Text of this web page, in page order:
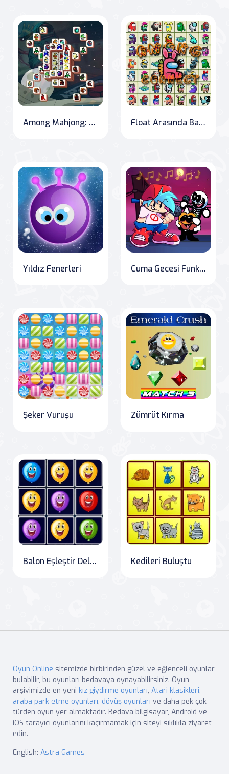
Among Mahjong: Tile-Matching Adventure Float Arasında Bağlantı Kur
Yıldız Fenerleri Cuma Gecesi Funkin Müzik Notları
Şeker Vuruşu Zümrüt Kırma
Balon Eşleştir Deluxe Kedileri Buluştu
Oyun Online sitemizde birbirinden güzel ve eğlenceli oyunlar
bulabilir, bu oyunları bedavaya oynayabilirsiniz. Oyun
arşivimizde en yeni kız giydirme oyunları, Atari klasikleri,
araba park etme oyunları, dövüş oyunları ve daha pek çok
türden oyun yer almaktadır. Bedava bilgisayar, Android ve
iOS tarayıcı oyunlarını kaçırmamak için siteyi sıklıkla ziyaret
edin.
English: Astra Games